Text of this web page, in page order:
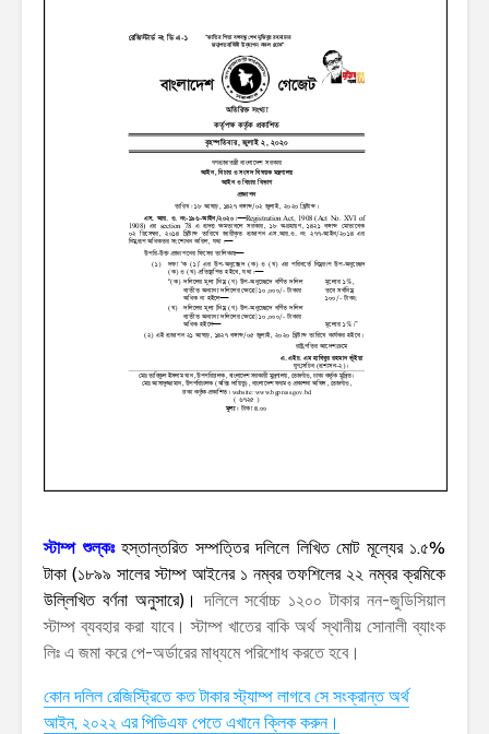
স্টাম্প শুল্কঃ হস্তান্তরিত সম্পত্তির দলিলে লিখিত মোট মূল্যের ১.৫%
টাকা (১৮৯৯ সালের স্টাম্প আইনের ১ নম্বর তফশিলের ২২ নম্বর ক্রমিকে
উল্লিখিত বর্ণনা অনুসারে)।দলিলে সর্বোচ্চ ১২০০ টাকার নন-জুডিসিয়াল
স্টাম্প ব্যবহার করা যাবে। স্টাম্প খাতের বাকি অর্থ স্থানীয় সোনালী ব্যাংক
লিঃ এ জমা করে পে-অর্ডারের মাধ্যমে পরিশোধ করতে হবে।
কোন দলিল রেজিস্ট্রিতে কত টাকার স্ট্যাম্প লাগবে সে সংক্রান্ত অর্থ
আইন, ২০২২ এর পিডিএফ পেতে এখানে ক্লিক করুন।